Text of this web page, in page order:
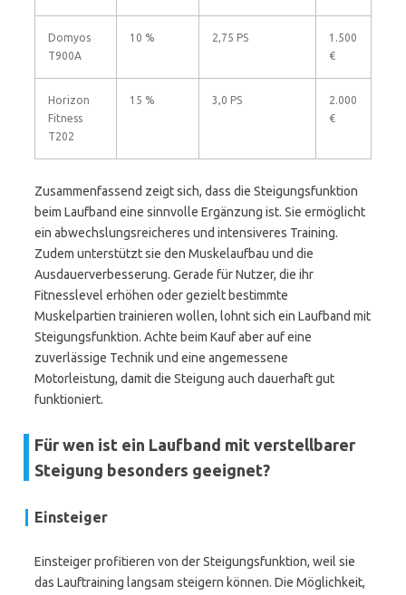
Domyos
T900A
10 % 2,75 PS
1.500
€
Horizon
Fitness
T202
15 % 3,0 PS
2.000
€
Zusammenfassend zeigt sich, dass die Steigungsfunktion
beim Laufband eine sinnvolle Ergänzung ist. Sie ermöglicht
ein abwechslungsreicheres und intensiveres Training.
Zudem unterstützt sie den Muskelaufbau und die
Ausdauerverbesserung. Gerade für Nutzer, die ihr
Fitnesslevel erhöhen oder gezielt bestimmte
Muskelpartien trainieren wollen, lohnt sich ein Laufband mit
Steigungsfunktion. Achte beim Kauf aber auf eine
zuverlässige Technik und eine angemessene
Motorleistung, damit die Steigung auch dauerhaft gut
funktioniert.
Für wen ist ein Laufband mit verstellbarer
Steigung besonders geeignet?
Einsteiger
Einsteiger profitieren von der Steigungsfunktion, weil sie
das Lauftraining langsam steigern können. Die Möglichkeit,